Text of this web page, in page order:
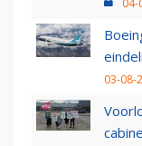
03-08-